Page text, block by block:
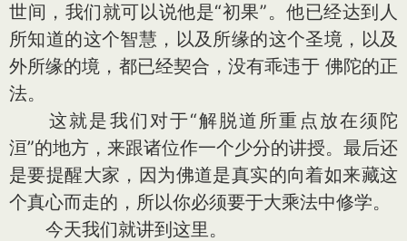
世间，我们就可以说他是“初果”。他已经达到人
所知道的这个智慧，以及所缘的这个圣境，以及
外所缘的境，都已经契合，没有乖违于 佛陀的正
法。
这就是我们对于“解脱道所重点放在须陀
洹”的地方，来跟诸位作一个少分的讲授。最后还
是要提醒大家，因为佛道是真实的向着如来藏这
个真心而走的，所以你必须要于大乘法中修学。
今天我们就讲到这里。